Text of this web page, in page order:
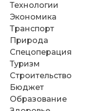
Технологии
Экономика
Транспорт
Природа
Спецоперация
Туризм
Строительство
Бюджет
Образование